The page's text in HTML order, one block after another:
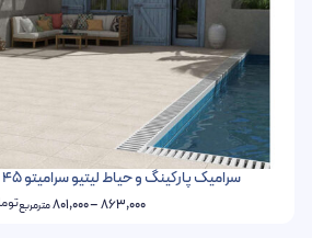
سرامیک پارکینگ و حیاط لیتیو سرامیتو 45 در 45 پرسلان مات
863,000
–
801,000مترمربعتومان